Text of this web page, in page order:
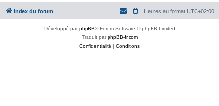
Index du forum Heures au format UTC+02:00
Développé parphpBB® Forum Software © phpBB Limited
Traduit parphpBB-fr.com
Confidentialité | Conditions